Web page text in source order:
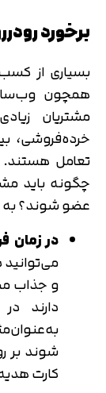
برخورد
بسیاری از
همچون
مشتریان
خرده‌فروشی،
تعامل هستند.
چگونه باید
عضو شوند؟ به
در
و جذاب
دارند
شوند بر
کارت